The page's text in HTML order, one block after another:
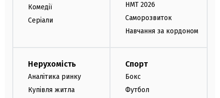
Комедії
Серіали
НМТ 2026
Саморозвиток
Навчання за кордоном
Нерухомість
Аналітика ринку
Купівля житла
Спорт
Бокс
Футбол